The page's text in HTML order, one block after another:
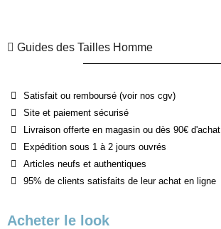
Guides des Tailles Homme
Satisfait ou remboursé (voir nos cgv)
Site et paiement sécurisé
Livraison offerte en magasin ou dès 90€ d'achat
Expédition sous 1 à 2 jours ouvrés
Articles neufs et authentiques
95% de clients satisfaits de leur achat en ligne
Acheter le look